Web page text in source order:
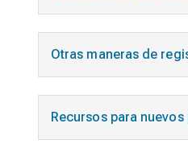
Otras maneras de
Recursos para